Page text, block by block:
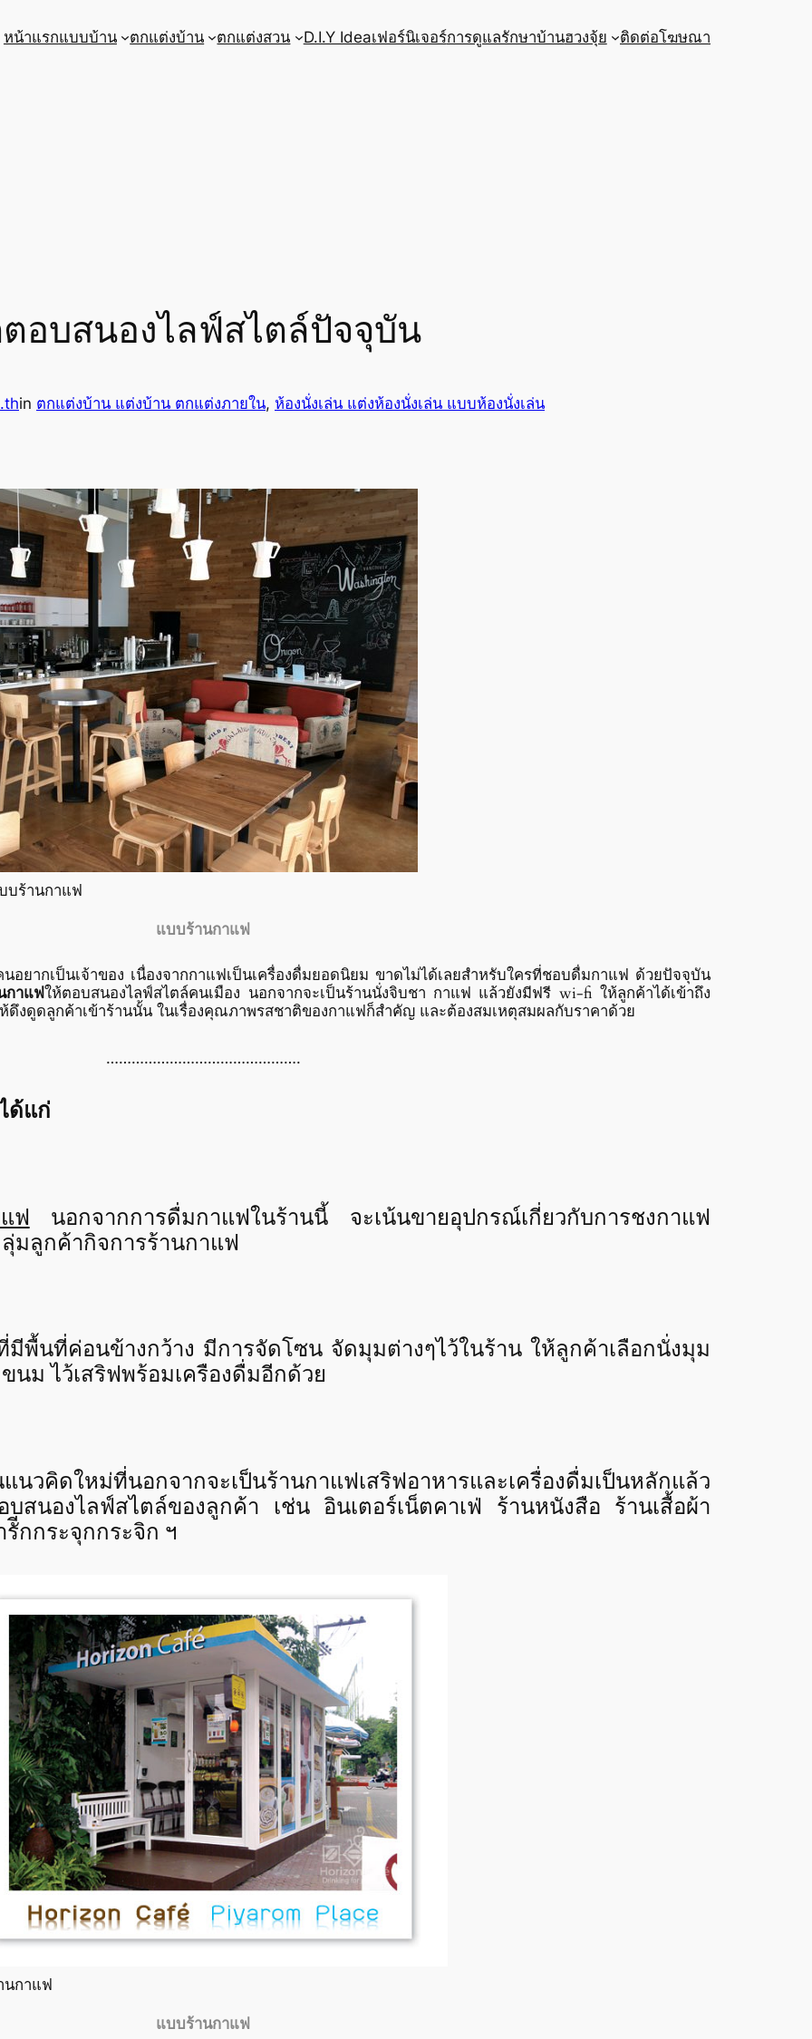
หน้าแรกแบบบ้าน ตกแต่งบ้าน ตกแต่งสวน D.I.Y Ideaเฟอร์นิเจอร์การดูแลรักษาบ้านฮวงจุ้ย ติดต่อโฆษณา
อบสนองไลฟ์สไตล์ปัจจุบัน
in ตกแต่งบ้าน แต่งบ้าน ตกแต่งภายใน, ห้องนั่งเล่น แต่งห้องนั่งเล่น แบบห้องนั่งเล่น
บร้านกาแฟ
แบบร้านกาแฟ
เป็นเจ้าของ เนื่องจากกาแฟเป็นเครื่องดื่มยอดนิยม ขาดไม่ได้เลยสำหรับใครที่ชอบดื่มกาแฟ ด้วยปัจจุบัน
กาแฟให้ตอบสนองไลฟ์สไตล์คนเมือง นอกจากจะเป็นร้านนั่งจิบชา กาแฟ แล้วยังมีฟรี wi-fi ให้ลูกค้าได้เข้าถึง
ดึงดูดลูกค้าเข้าร้านนั้น ในเรื่องคุณภาพรสชาติของกาแฟก็สำคัญ และต้องสมเหตุสมผลกับราคาด้วย
……………………………………….
ด้แก่
ฟ นอกจากการดื่มกาแฟในร้านนี้ จะเน้นขายอุปกรณ์เกี่ยวกับการชงกาแฟ
มลูกค้ากิจการร้านกาแฟ
พื้นที่ค่อนข้างกว้าง มีการจัดโซน จัดมุมต่างๆไว้ในร้าน ให้ลูกค้าเลือกนั่งมุม
นม ไว้เสริฟพร้อมเครืองดื่มอีกด้วย
นวคิดใหม่ที่นอกจากจะเป็นร้านกาแฟเสริฟอาหารและเครื่องดื่มเป็นหลักแล้ว
บสนองไลฟ์สไตล์ของลูกค้า เช่น อินเตอร์เน็ตคาเฟ่ ร้านหนังสือ ร้านเสื้อผ้า
กกระจุกกระจิก ฯ
นกาแฟ
แบบร้านกาแฟ